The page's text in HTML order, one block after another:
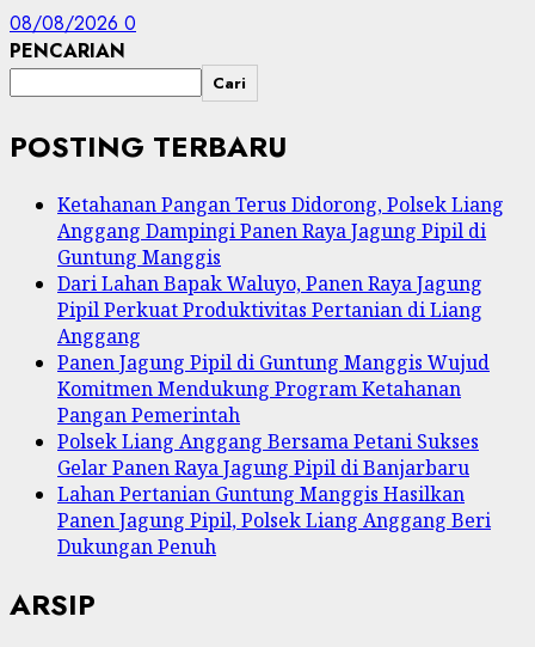
08/08/2026 0
PENCARIAN
Cari
POSTING TERBARU
Ketahanan Pangan Terus Didorong, Polsek Liang
Anggang Dampingi Panen Raya Jagung Pipil di
Guntung Manggis
Dari Lahan Bapak Waluyo, Panen Raya Jagung
Pipil Perkuat Produktivitas Pertanian di Liang
Anggang
Panen Jagung Pipil di Guntung Manggis Wujud
Komitmen Mendukung Program Ketahanan
Pangan Pemerintah
Polsek Liang Anggang Bersama Petani Sukses
Gelar Panen Raya Jagung Pipil di Banjarbaru
Lahan Pertanian Guntung Manggis Hasilkan
Panen Jagung Pipil, Polsek Liang Anggang Beri
Dukungan Penuh
ARSIP